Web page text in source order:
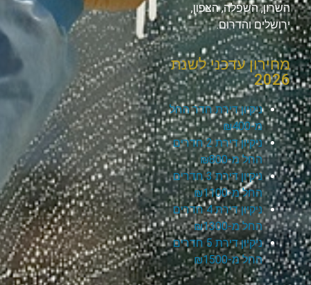
השרון, השפלה, הצפון,
ירושלים והדרום.
מחירון עדכני לשנת
2026
ניקיון דירת חדר החל
מ-₪400
ניקיון דירת 2 חדרים
החל מ-₪800
ניקיון דירת 3 חדרים
החל מ-₪1100
ניקיון דירת 4 חדרים
החל מ-₪1300
ניקיון דירת 5 חדרים
החל מ-₪1500